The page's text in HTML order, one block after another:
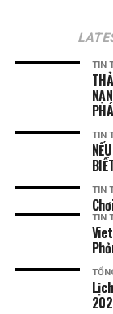
TIN
TIN
TIN
TIN